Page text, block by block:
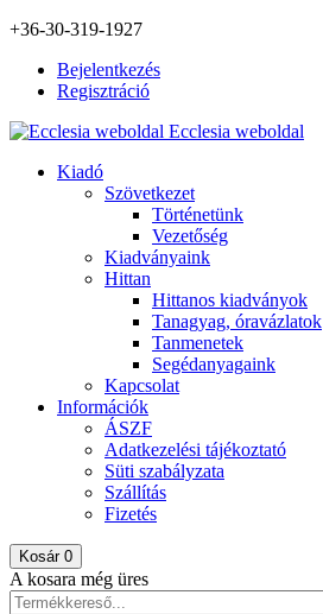
+36-30-319-1927
Bejelentkezés
Regisztráció
Ecclesia weboldal
Kiadó
Szövetkezet
Történetünk
Vezetőség
Kiadványaink
Hittan
Hittanos kiadványok
Tanagyag, óravázlatok
Tanmenetek
Segédanyagaink
Kapcsolat
Információk
ÁSZF
Adatkezelési tájékoztató
Süti szabályzata
Szállítás
Fizetés
Kosár 0
A kosara még üres